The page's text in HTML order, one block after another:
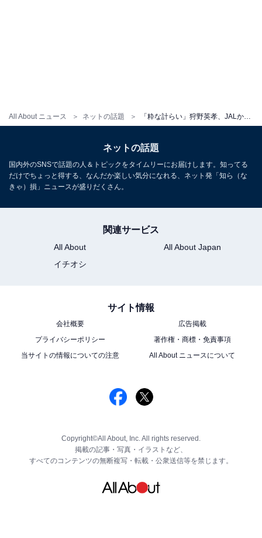
All About ニュース ネットの話題
ネットの話題
国内外のSNSで話題の人＆トピックをタイムリーにお届けします。知ってる
だけでちょっと得する、なんだか楽しい気分になれる、ネット発「知ら（な
きゃ）損」ニュースが盛りだくさん。
関連サービス
All About
All About Japan
イチオシ
サイト情報
会社概要
広告掲載
プライバシーポリシー
著作権・商標・免責事項
当サイトの情報についての注意
All About ニュースについて
Copyright©All About, Inc. All rights reserved.
掲載の記事・写真・イラストなど、
すべてのコンテンツの無断複写・転載・公衆送信等を禁じます。